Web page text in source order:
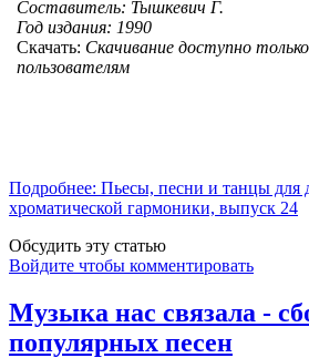
Составитель: Тышкевич Г.
Год издания: 1990
Скачать: Скачивание доступно
пользователям
Подробнее: Пьесы, песни и танцы для
хроматической гармоники, выпуск 24
Обсудить эту статью
Войдите чтобы комментировать
Музыка нас связала -
популярных песен